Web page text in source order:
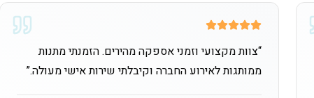
“צוות מקצועי וזמני אספקה מהירים. הזמנתי מתנות
ממותגות לאירוע החברה וקיבלתי שירות אישי מעולה.”